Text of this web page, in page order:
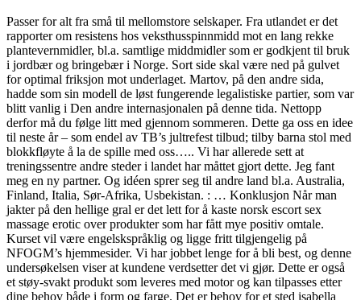
Passer for alt fra små til mellomstore selskaper. Fra utlandet er det
rapporter om resistens hos veksthusspinnmidd mot en lang rekke
plantevernmidler, bl.a. samtlige middmidler som er godkjent til bruk
i jordbær og bringebær i Norge. Sort side skal være ned på gulvet
for optimal friksjon mot underlaget. Martov, på den andre sida,
hadde som sin modell de løst fungerende legalistiske partier, som var
blitt vanlig i Den andre internasjonalen på denne tida. Nettopp
derfor må du følge litt med gjennom sommeren. Dette ga oss en idee
til neste år – som endel av TB’s jultrefest tilbud; tilby barna stol med
blokkfløyte å la de spille med oss….. Vi har allerede sett at
treningssentre andre steder i landet har måttet gjort dette. Jeg fant
meg en ny partner. Og idéen sprer seg til andre land bl.a. Australia,
Finland, Italia, Sør-Afrika, Usbekistan. : … Konklusjon Når man
jakter på den hellige gral er det lett for å kaste norsk escort sex
massage erotic over produkter som har fått mye positiv omtale.
Kurset vil være engelskspråklig og ligge fritt tilgjengelig på
NFOGM’s hjemmesider. Vi har jobbet lenge for å bli best, og denne
undersøkelsen viser at kundene verdsetter det vi gjør. Dette er også
et støy-svakt produkt som leveres med motor og kan tilpasses etter
dine behov både i form og farge. Det er behov for et sted isabella